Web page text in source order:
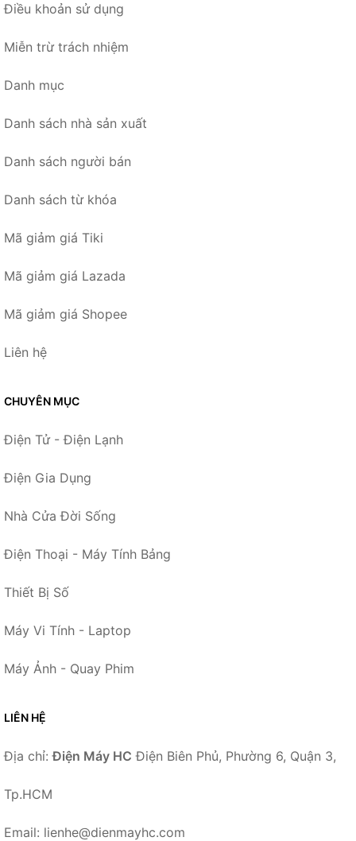
Điều khoản sử dụng
Miễn trừ trách nhiệm
Danh mục
Danh sách nhà sản xuất
Danh sách người bán
Danh sách từ khóa
Mã giảm giá Tiki
Mã giảm giá Lazada
Mã giảm giá Shopee
Liên hệ
CHUYÊN MỤC
Điện Tử - Điện Lạnh
Điện Gia Dụng
Nhà Cửa Đời Sống
Điện Thoại - Máy Tính Bảng
Thiết Bị Số
Máy Vi Tính - Laptop
Máy Ảnh - Quay Phim
LIÊN HỆ
Địa chỉ:Điện Máy HC Điện Biên Phủ, Phường 6, Quận 3,
Tp.HCM
Email: lienhe@dienmayhc.com